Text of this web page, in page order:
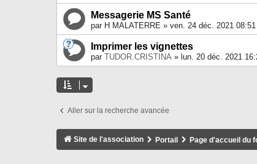
Messagerie MS Santé
par H MALATERRE » ven. 24 déc. 2021
Imprimer les vignettes
par TUDOR.CRISTINA » lun. 20 déc. 2021
Aller sur la recherche avancée
Site de l'association Portail Page d'accueil du